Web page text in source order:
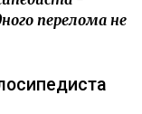
перелома не